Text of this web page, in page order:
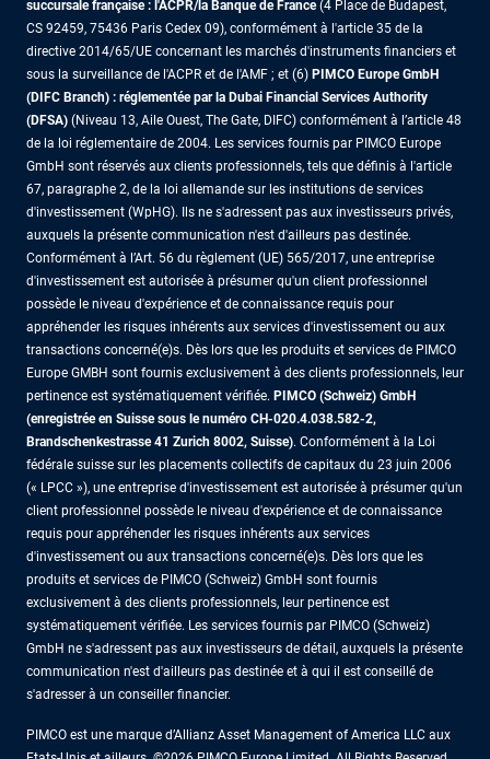
succursale française : l'ACPR/la Banque de France(4 Place de Budapest,
CS 92459, 75436 Paris Cedex 09), conformément à l'article 35 de la
directive 2014/65/UE concernant les marchés d'instruments financiers et
sous la surveillance de l'ACPR et de l'AMF ; et (6) PIMCO Europe GmbH
(DIFC Branch) : réglementée par la Dubai Financial Services Authority
(DFSA) (Niveau 13, Aile Ouest, The Gate, DIFC) conformément à l’article 48
de la loi réglementaire de 2004. Les services fournis par PIMCO Europe
GmbH sont réservés aux clients professionnels, tels que définis à l'article
67, paragraphe 2, de la loi allemande sur les institutions de services
d'investissement (WpHG). Ils ne s'adressent pas aux investisseurs privés,
auxquels la présente communication n'est d'ailleurs pas destinée.
Conformément à l’Art. 56 du règlement (UE) 565/2017, une entreprise
d'investissement est autorisée à présumer qu'un client professionnel
possède le niveau d'expérience et de connaissance requis pour
appréhender les risques inhérents aux services d'investissement ou aux
transactions concerné(e)s. Dès lors que les produits et services de PIMCO
Europe GMBH sont fournis exclusivement à des clients professionnels, leur
pertinence est systématiquement vérifiée. PIMCO (Schweiz) GmbH
(enregistrée en Suisse sous le numéro CH-020.4.038.582-2,
Brandschenkestrasse 41 Zurich 8002, Suisse). Conformément à la Loi
fédérale suisse sur les placements collectifs de capitaux du 23 juin 2006
(« LPCC »), une entreprise d'investissement est autorisée à présumer qu'un
client professionnel possède le niveau d'expérience et de connaissance
requis pour appréhender les risques inhérents aux services
d'investissement ou aux transactions concerné(e)s. Dès lors que les
produits et services de PIMCO (Schweiz) GmbH sont fournis
exclusivement à des clients professionnels, leur pertinence est
systématiquement vérifiée. Les services fournis par PIMCO (Schweiz)
GmbH ne s'adressent pas aux investisseurs de détail, auxquels la présente
communication n'est d'ailleurs pas destinée et à qui il est conseillé de
s'adresser à un conseiller financier.
PIMCO est une marque d’Allianz Asset Management of America LLC aux